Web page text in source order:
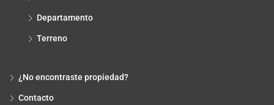
Departamento
Terreno
¿No encontraste propiedad?
Contacto